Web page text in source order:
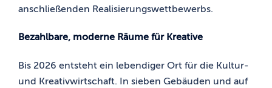
anschließenden Realisierungswettbewerbs.
Bezahlbare, moderne Räume für Kreative
Bis 2026 entsteht ein lebendiger Ort für die Kultur-
und Kreativwirtschaft. In sieben Gebäuden und auf